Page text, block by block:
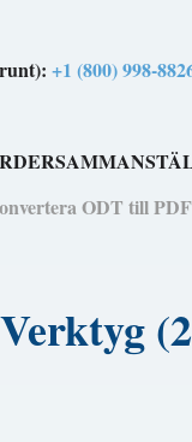
+1 (800) 998-
ODT till